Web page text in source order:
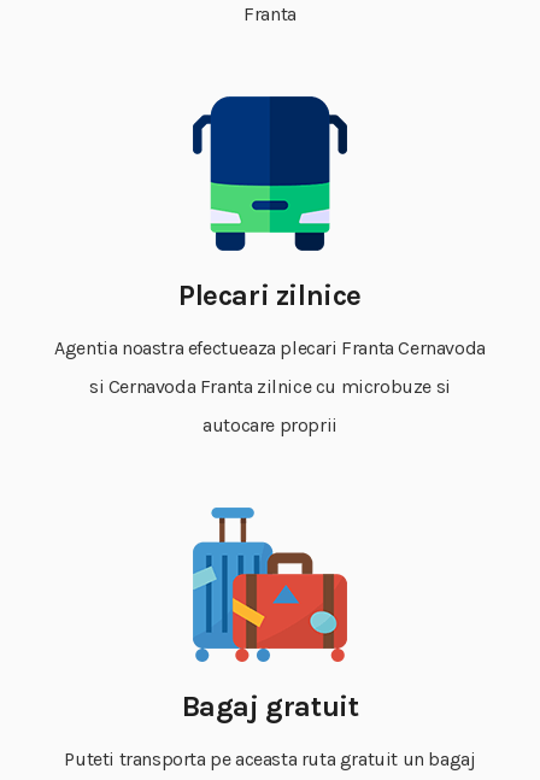
Franta
Plecari zilnice
Agentia noastra efectueaza plecari Franta Cernavoda
si Cernavoda Franta zilnice cu microbuze si
autocare proprii
Bagaj gratuit
Puteti transporta pe aceasta ruta gratuit un bagaj